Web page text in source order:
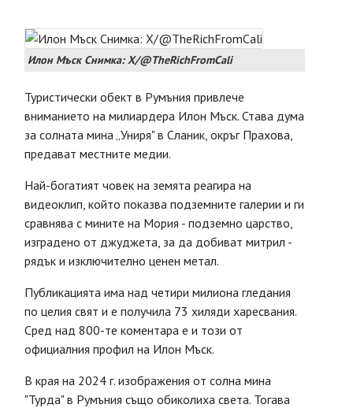
Илон Мъск Снимка: X/@TheRichFromCali
Туристически обект в Румъния привлече
вниманието на милиардера Илон Мъск. Става дума
за солната мина „Униря" в Сланик, окръг Прахова,
предават местните медии.
Най-богатият човек на земята реагира на
видеоклип, който показва подземните галерии и ги
сравнява с мините на Мория - подземно царство,
изградено от джуджета, за да добиват митрил -
рядък и изключително ценен метал.
Публикацията има над четири милиона гледания
по целия свят и е получила 73 хиляди харесвания.
Сред над 800-те коментара e и този от
официалния профил на Илон Мъск.
В края на 2024 г. изображения от солна мина
"Турда" в Румъния също обиколиха света. Тогава